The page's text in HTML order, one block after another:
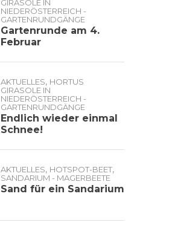
GIRASOLE IN
NIEDERÖSTERREICH -
GARTENRUNDGÄNGE
Gartenrunde am 4.
Februar
AKTUELLES, HORTUS
GIRASOLE IN
NIEDERÖSTERREICH -
GARTENRUNDGÄNGE
Endlich wieder einmal
Schnee!
AKTUELLES, HOTSPOT-BEET,
SANDARIUM - MAGERBEETE
Sand für ein Sandarium